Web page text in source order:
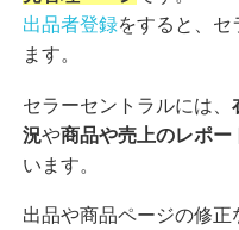
出品者登録をすると、セ
ます。
セラーセントラルには、
況や商品や売上のレポー
います。
出品や商品ページの修